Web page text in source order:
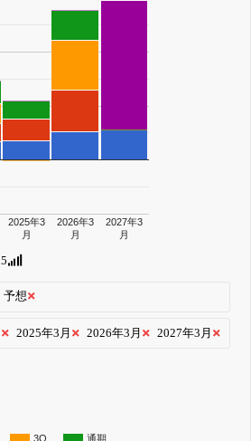
2025年3
月
2026年3
月
2027年3
月
5
予想
2025年3月 2026年3月 2027年3月